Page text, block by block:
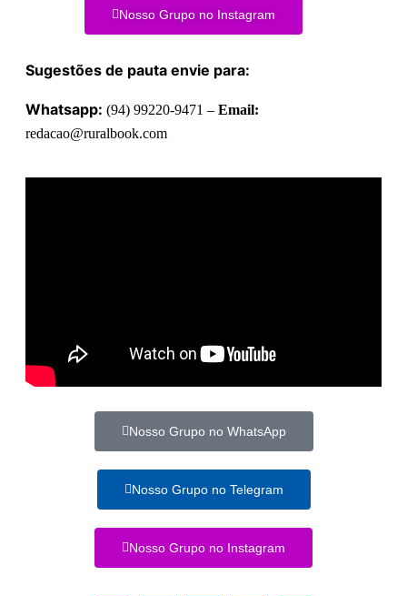
Nosso Grupo no Instagram
Sugestões de pauta envie para:
Whatsapp: (94) 99220-9471 – Email:
redacao@ruralbook.com
Nosso Grupo no WhatsApp
Nosso Grupo no Telegram
Nosso Grupo no Instagram